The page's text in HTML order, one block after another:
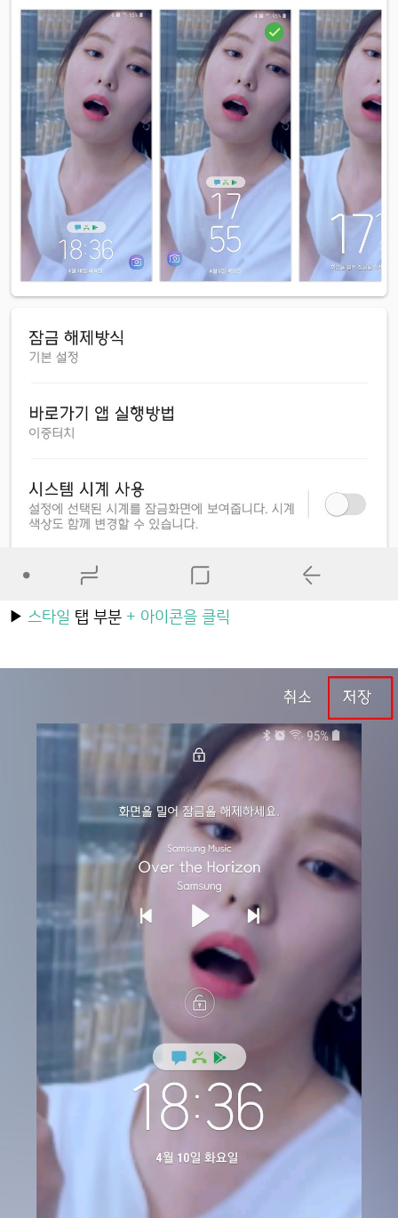
▶ 스타일 탭 부분 + 아이콘을 클릭